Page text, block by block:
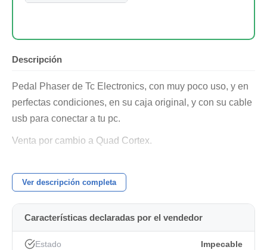
Descripción
Pedal Phaser de Tc Electronics, con muy poco uso, y en
perfectas condiciones, en su caja original, y con su cable
usb para conectar a tu pc.
Venta por cambio a Quad Cortex.
Ver descripción completa
Características declaradas por el vendedor
Estado Impecable